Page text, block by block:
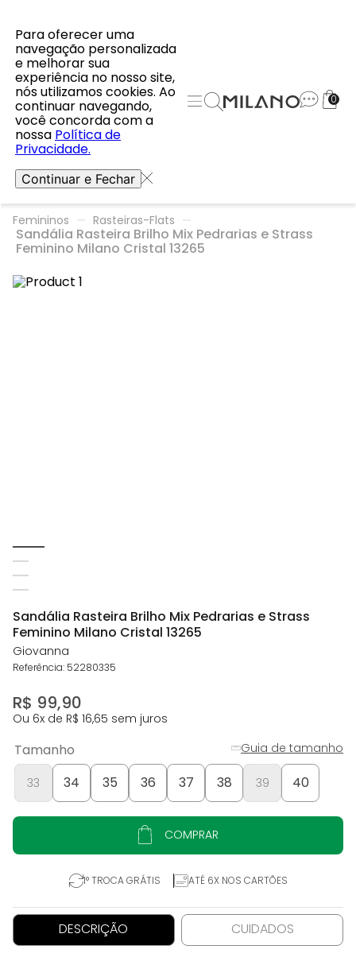
Para oferecer uma
navegação personalizada
e melhorar sua
experiência no nosso site,
nós utilizamos cookies. Ao
continuar navegando,
você concorda com a
nossa Política de
Privacidade.
Continuar e Fechar
0
Femininos Rasteiras-Flats
Sandália Rasteira Brilho Mix Pedrarias e Strass
Feminino Milano Cristal 13265
Sandália Rasteira Brilho Mix Pedrarias e Strass
Feminino Milano Cristal 13265
Giovanna
Referência: 52280335
R$ 99,90
Ou 6x de R$ 16,65 sem juros
Tamanho
33 34 35 36 37 38 39 40
Guia de tamanho
COMPRAR
1° TROCA GRÁTIS ATÉ 6X NOS CARTÕES
DESCRIÇÃO CUIDADOS